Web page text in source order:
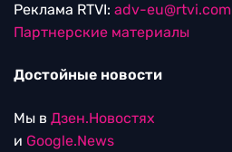
Реклама RTVI: adv-eu@rtvi.com
Партнерские материалы
Достойные новости
Мы в Дзен.Новостях
и Google.News